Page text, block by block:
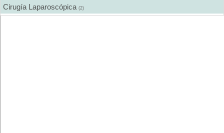
Cirugía Laparoscópica (2)